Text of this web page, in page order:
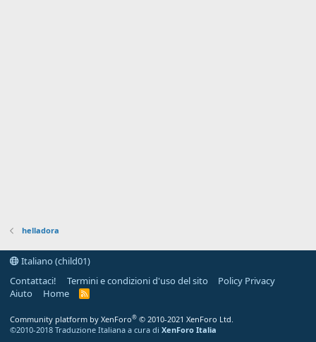
helladora
Italiano (child01)
Contattaci!
Termini e condizioni d'uso del sito
Policy Privacy
Aiuto
Home
R
Community platform by XenForo® © 2010-2021 XenForo Ltd.
©2010-2018 Traduzione Italiana a cura di XenForo Italia